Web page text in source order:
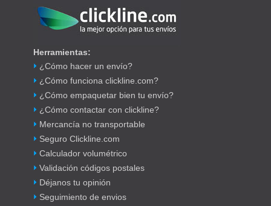
Herramientas:
¿Cómo hacer un envío?
¿Cómo funciona clickline.com?
¿Cómo empaquetar bien tu envío?
¿Cómo contactar con clickline?
Mercancía no transportable
Seguro Clickline.com
Calculador volumétrico
Validación códigos postales
Déjanos tu opinión
Seguimiento de envios